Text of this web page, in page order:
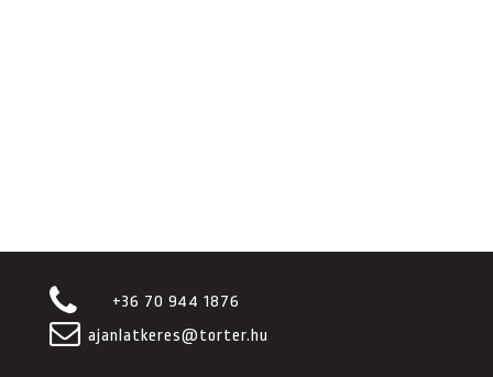
+36 70 944 1876
ajanlatkeres@torter.hu